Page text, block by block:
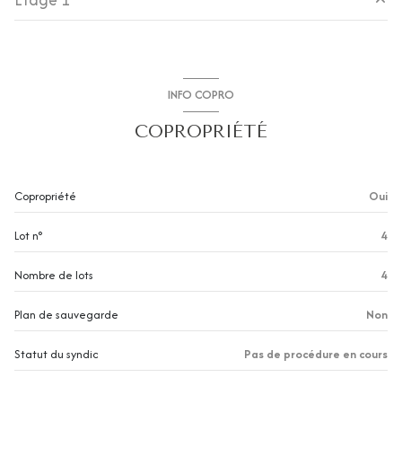
WC
INFO COPRO
COPROPRIÉTÉ
Copropriété Oui
Lot n° 4
Nombre de lots 4
Plan de sauvegarde Non
Statut du syndic Pas de procédure en cours